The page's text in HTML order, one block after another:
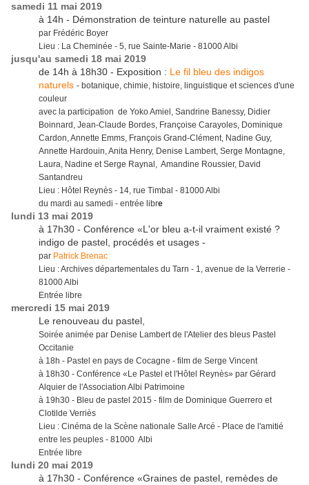
samedi 11 mai 2019
à 14h - Démonstration de teinture naturelle au pastel
par Frédéric Boyer
Lieu : La Cheminée - 5, rue Sainte-Marie - 81000 Albi
jusqu'au samedi 18 mai 2019
de 14h à 18h30 - Exposition : Le fil bleu des indigos
naturels - botanique, chimie, histoire, linguistique et sciences d'une
couleur
avec la participation de Yoko Amiel, Sandrine Banessy, Didier
Boinnard, Jean-Claude Bordes, Françoise Carayoles, Dominique
Cardon, Annette Emms, François Grand-Clément, Nadine Guy,
Annette Hardouin, Anita Henry, Denise Lambert, Serge Montagne,
Laura, Nadine et Serge Raynal, Amandine Roussier, David
Santandreu
Lieu : Hôtel Reynès - 14, rue Timbal - 81000 Albi
du mardi au samedi - entrée libre
lundi 13 mai 2019
à 17h30 - Conférence «L'or bleu a-t-il vraiment existé ?
indigo de pastel, procédés et usages -
par Patrick Brenac
Lieu : Archives départementales du Tarn - 1, avenue de la Verrerie -
81000 Albi
Entrée libre
mercredi 15 mai 2019
Le renouveau du pastel,
Soirée animée par Denise Lambert de l'Atelier des bleus Pastel
Occitanie
à 18h - Pastel en pays de Cocagne - film de Serge Vincent
à 18h30 - Conférence «Le Pastel et l'Hôtel Reynès» par Gérard
Alquier de l'Association Albi Patrimoine
à 19h30 - Bleu de pastel 2015 - film de Dominique Guerrero et
Clotilde Verriès
Lieu : Cinéma de la Scène nationale Salle Arcé - Place de l'amitié
entre les peuples - 81000 Albi
Entrée libre
lundi 20 mai 2019
à 17h30 - Conférence «Graines de pastel, remèdes de